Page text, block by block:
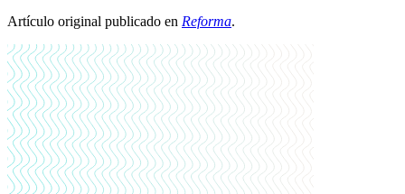
Artículo original publicado en Reforma.